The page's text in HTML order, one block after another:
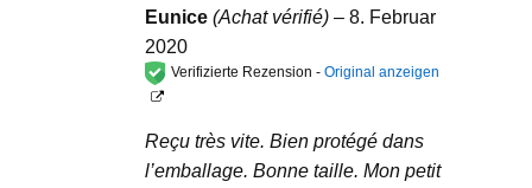
Bewertet
5von
5
Eunice(Achat vérifié) – 8. Februar
2020
Verifizierte Rezension -Original anzeigen
Reçu très vite. Bien protégé dans
l’emballage. Bonne taille. Mon petit